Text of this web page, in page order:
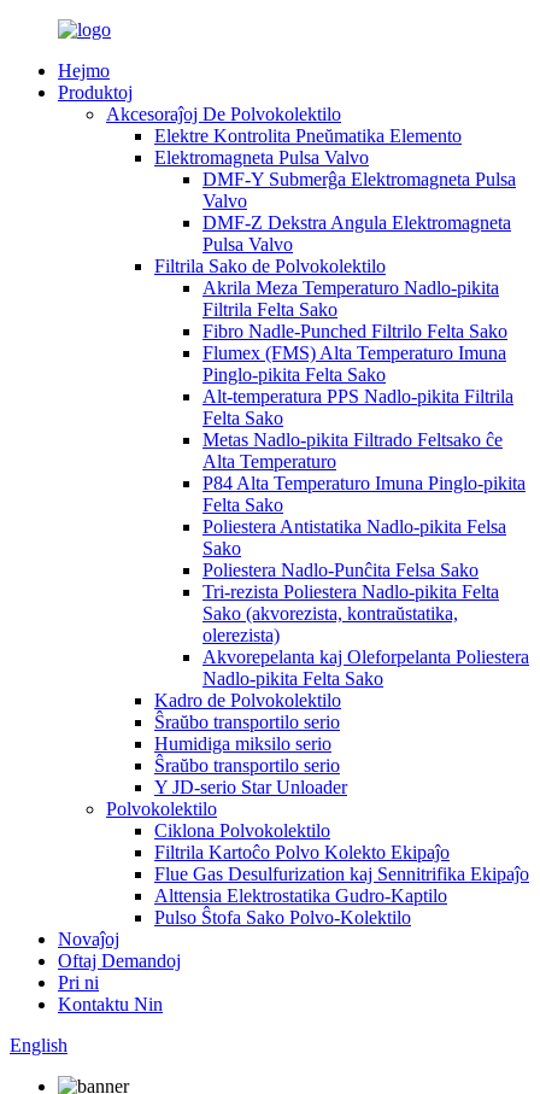
Hejmo
Produktoj
Akcesoraĵoj De Polvokolektilo
Elektre Kontrolita Pneŭmatika Elemento
Elektromagneta Pulsa Valvo
DMF-Y Submerĝa Elektromagneta Pulsa
Valvo
DMF-Z Dekstra Angula Elektromagneta
Pulsa Valvo
Filtrila Sako de Polvokolektilo
Akrila Meza Temperaturo Nadlo-pikita
Filtrila Felta Sako
Fibro Nadle-Punched Filtrilo Felta Sako
Flumex (FMS) Alta Temperaturo Imuna
Pinglo-pikita Felta Sako
Alt-temperatura PPS Nadlo-pikita Filtrila
Felta Sako
Metas Nadlo-pikita Filtrado Feltsako ĉe
Alta Temperaturo
P84 Alta Temperaturo Imuna Pinglo-pikita
Felta Sako
Poliestera Antistatika Nadlo-pikita Felsa
Sako
Poliestera Nadlo-Punĉita Felsa Sako
Tri-rezista Poliestera Nadlo-pikita Felta
Sako (akvorezista, kontraŭstatika,
olerezista)
Akvorepelanta kaj Oleforpelanta Poliestera
Nadlo-pikita Felta Sako
Kadro de Polvokolektilo
Ŝraŭbo transportilo serio
Humidiga miksilo serio
Ŝraŭbo transportilo serio
Y JD-serio Star Unloader
Polvokolektilo
Ciklona Polvokolektilo
Filtrila Kartoĉo Polvo Kolekto Ekipaĵo
Flue Gas Desulfurization kaj Sennitrifika Ekipaĵo
Alttensia Elektrostatika Gudro-Kaptilo
Pulso Ŝtofa Sako Polvo-Kolektilo
Novaĵoj
Oftaj Demandoj
Pri ni
Kontaktu Nin
English